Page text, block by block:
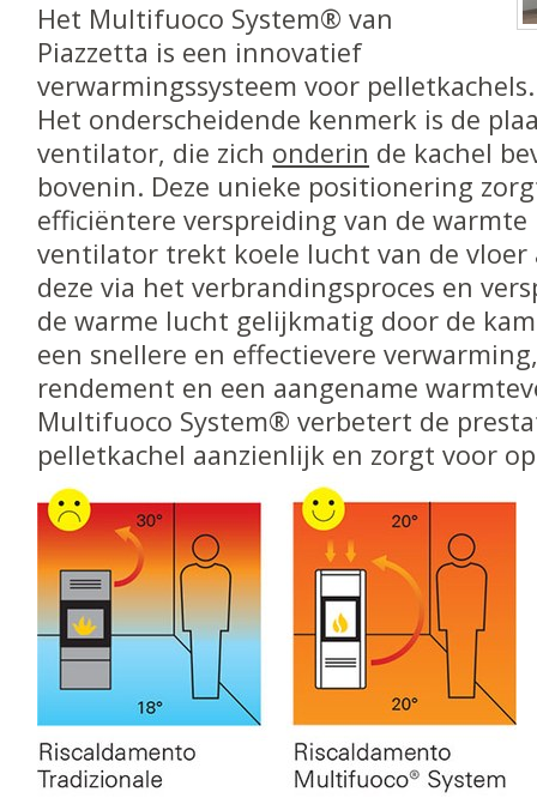
Het Multifuoco System® van
Piazzetta is een innovatief
verwarmingssysteem voor pelletkachels.
Het onderscheidende kenmerk is de
ventilator, die zich onderin de kachel
bovenin. Deze unieke positionering
efficiëntere verspreiding van de
ventilator trekt koele lucht van de vloer
deze via het verbrandingsproces en
de warme lucht gelijkmatig door de
een snellere en effectievere
rendement en een aangename
Multifuoco System® verbetert de
pelletkachel aanzienlijk en zorgt voor